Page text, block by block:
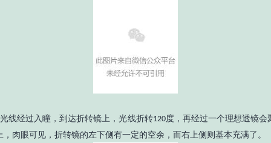
线经过入瞳，到达折转镜上，光线折转120度，再经过一个理想透镜会
，肉眼可见，折转镜的左下侧有一定的空余，而右上侧则基本充满了。